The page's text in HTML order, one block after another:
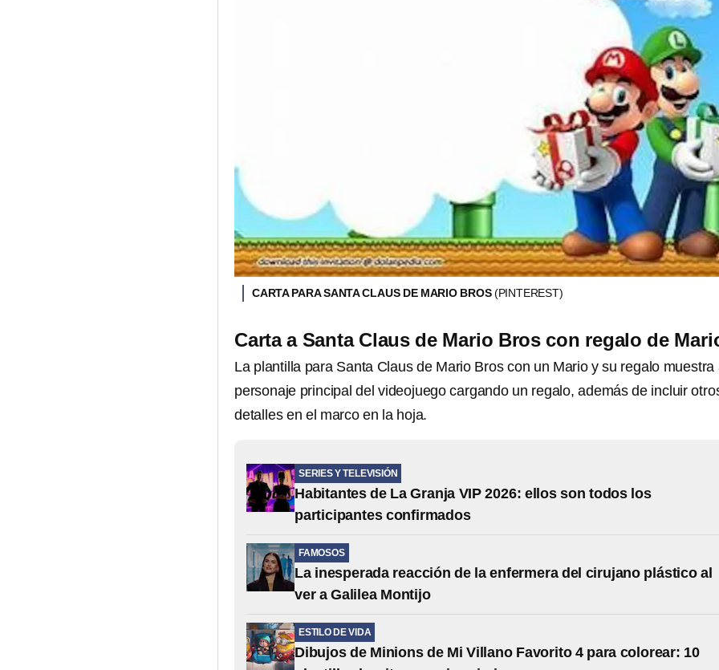
CARTA PARA SANTA CLAUS DE MARIO BROS(PINTEREST)
Carta a Santa Claus de Mario Bros con regalo de
La plantilla para Santa Claus de Mario Bros con un Mario y su regalo muestra
personaje principal del videojuego cargando un regalo, además de incluir
detalles en el marco en la hoja.
SERIES Y TELEVISIÓN
Habitantes de La Granja VIP 2026: ellos son todos los
participantes confirmados
FAMOSOS
La inesperada reacción de la enfermera del cirujano plástico al
ver a Galilea Montijo
ESTILO DE VIDA
Dibujos de Minions de Mi Villano Favorito 4 para colorear: 10